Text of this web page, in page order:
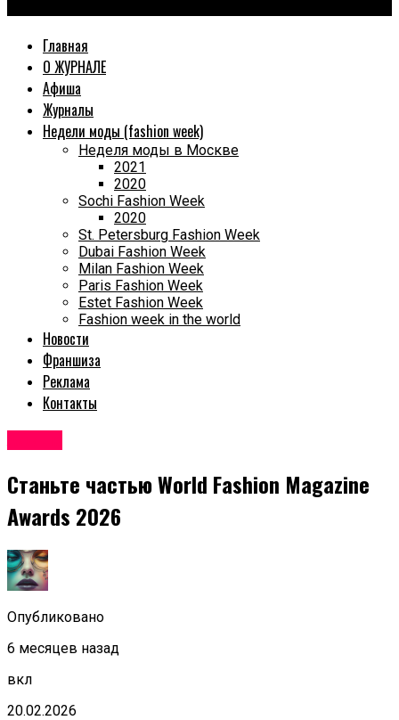
Главная
О ЖУРНАЛЕ
Афиша
Журналы
Недели моды (fashion week)
Неделя моды в Москве
2021
2020
Sochi Fashion Week
2020
St. Petersburg Fashion Week
Dubai Fashion Week
Milan Fashion Week
Paris Fashion Week
Estet Fashion Week
Fashion week in the world
Новости
Франшиза
Реклама
Контакты
Станьте частью World Fashion Magazine
Awards 2026
Опубликовано
6 месяцев назад
вкл
20.02.2026